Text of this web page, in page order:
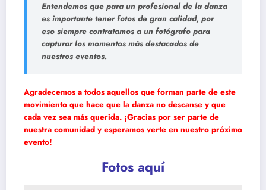
Entendemos que para un profesional de la danza
es importante tener fotos de gran calidad, por
eso siempre contratamos a un fotógrafo para
capturar los momentos más destacados de
nuestros eventos.
Agradecemos a todos aquellos que forman parte de este
movimiento que hace que la danza no descanse y que
cada vez sea más querida. ¡Gracias por ser parte de
nuestra comunidad y esperamos verte en nuestro próximo
evento!
Fotos aquí